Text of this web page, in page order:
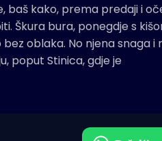
baš kako, prema predaji i
Škura bura, ponegdje s
oblaka. No njena snaga i
poput Stinica, gdje je